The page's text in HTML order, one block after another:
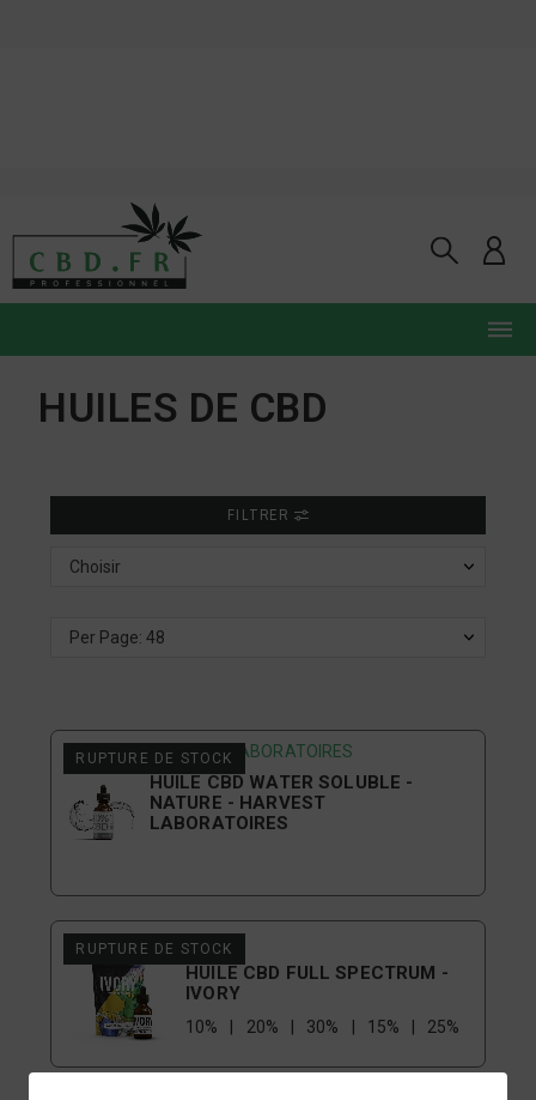
HUILES DE CBD
FILTRER
Choisir
Per Page: 48
HARVEST LABORATOIRES
HUILE CBD WATER SOLUBLE -
NATURE - HARVEST
LABORATOIRES
RUPTURE DE STOCK
IVORY
HUILE CBD FULL SPECTRUM -
IVORY
10% 20% 30% 15% 25%
RUPTURE DE STOCK